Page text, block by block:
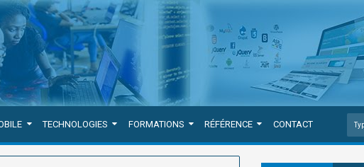
TECHNOLOGIES FORMATIONS RÉFÉRENCE CONTACT